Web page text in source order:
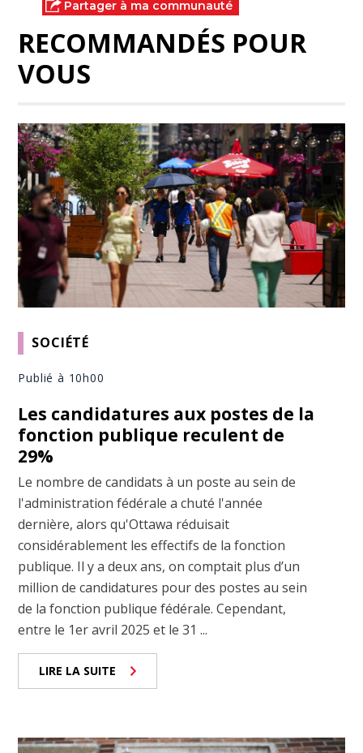
Partager à ma communauté
RECOMMANDÉS POUR
VOUS
SOCIÉTÉ
Publié à 10h00
Les candidatures aux postes de la
fonction publique reculent de
29%
Le nombre de candidats à un poste au sein de
l'administration fédérale a chuté l'année
dernière, alors qu'Ottawa réduisait
considérablement les effectifs de la fonction
publique. Il y a deux ans, on comptait plus d’un
million de candidatures pour des postes au sein
de la fonction publique fédérale. Cependant,
entre le 1er avril 2025 et le 31 ...
LIRE LA SUITE